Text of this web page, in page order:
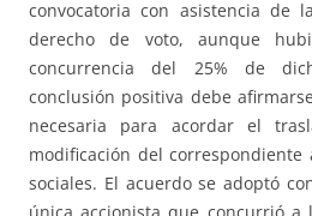
convocatoria con asistencia de
derecho de voto, aunque
concurrencia del 25% de
conclusión positiva debe
necesaria para acordar el
modificación del
sociales. El acuerdo se adoptó